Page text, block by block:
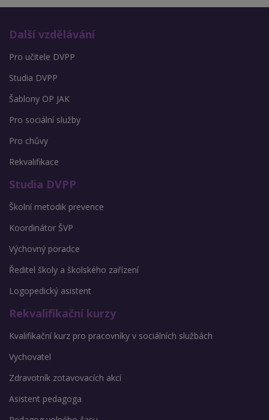
Další vzdělávání
Pro učitele DVPP
Studia DVPP
Šablony OP JAK
Pro sociální služby
Pro chůvy
Rekvalifikace
Studia DVPP
Školní metodik prevence
Koordinátor ŠVP
Výchovný poradce
Ředitel školy a školského zařízení
Logopedický asistent
Rekvalifikační kurzy
Kvalifikační kurz pro pracovníky v sociálních službách
Vychovatel
Zdravotník zotavovacích akcí
Asistent pedagoga